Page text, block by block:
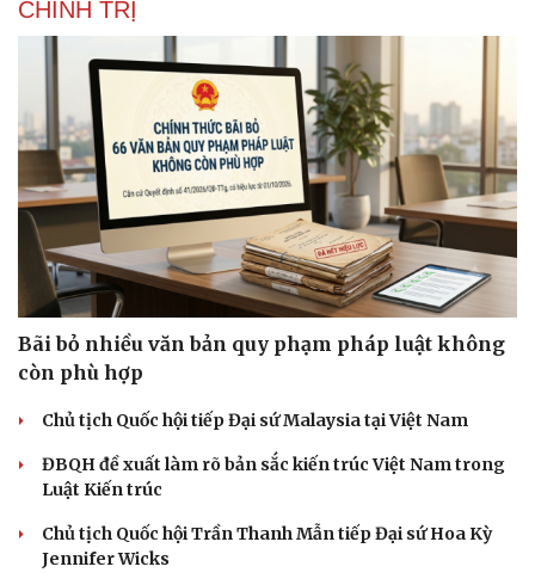
CHÍNH TRỊ
Bãi bỏ nhiều văn bản quy phạm pháp luật không
còn phù hợp
Chủ tịch Quốc hội tiếp Đại sứ Malaysia tại Việt Nam
ĐBQH đề xuất làm rõ bản sắc kiến trúc Việt Nam trong
Luật Kiến trúc
Chủ tịch Quốc hội Trần Thanh Mẫn tiếp Đại sứ Hoa Kỳ
Jennifer Wicks